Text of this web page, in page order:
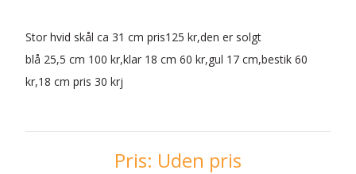
Stor hvid skål ca 31 cm pris125 kr,den er solgt
blå 25,5 cm 100 kr,klar 18 cm 60 kr,gul 17 cm,bestik 60
kr,18 cm pris 30 krj
Pris: Uden pris